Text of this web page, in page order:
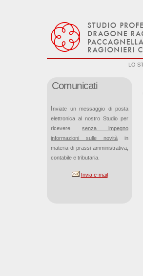
LO
Comunicati
elettronica al nostro Studio per
ricevere senza impegno
informazioni sulle novità in
materia di prassi amministrativa,
contabile e tributaria.
Invia e-mail